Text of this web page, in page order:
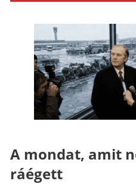
A mondat, amit
ráégett